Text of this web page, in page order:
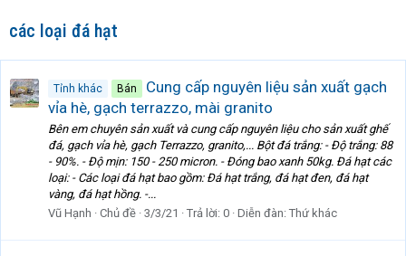
các loại đá hạt
Tỉnh khác Bán
Cung cấp nguyên liệu sản xuất gạch
vỉa hè, gạch terrazzo, mài granito
Bên em chuyên sản xuất và cung cấp nguyên liệu cho sản xuất ghế
đá, gạch vỉa hè, gạch Terrazzo, granito,... Bột đá trắng: - Độ trắng: 88
- 90%. - Độ mịn: 150 - 250 micron. - Đóng bao xanh 50kg. Đá hạt các
loại: - Các loại đá hạt bao gồm: Đá hạt trắng, đá hạt đen, đá hạt
vàng, đá hạt hồng. -...
Vũ Hạnh
Chủ đề 3/3/21 Trả lời: 0 Diễn đàn: Thứ khác